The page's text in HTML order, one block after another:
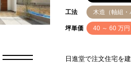
工法 木造（軸組・
坪単価 40 ～ 60 万円
日進堂で注文住宅を